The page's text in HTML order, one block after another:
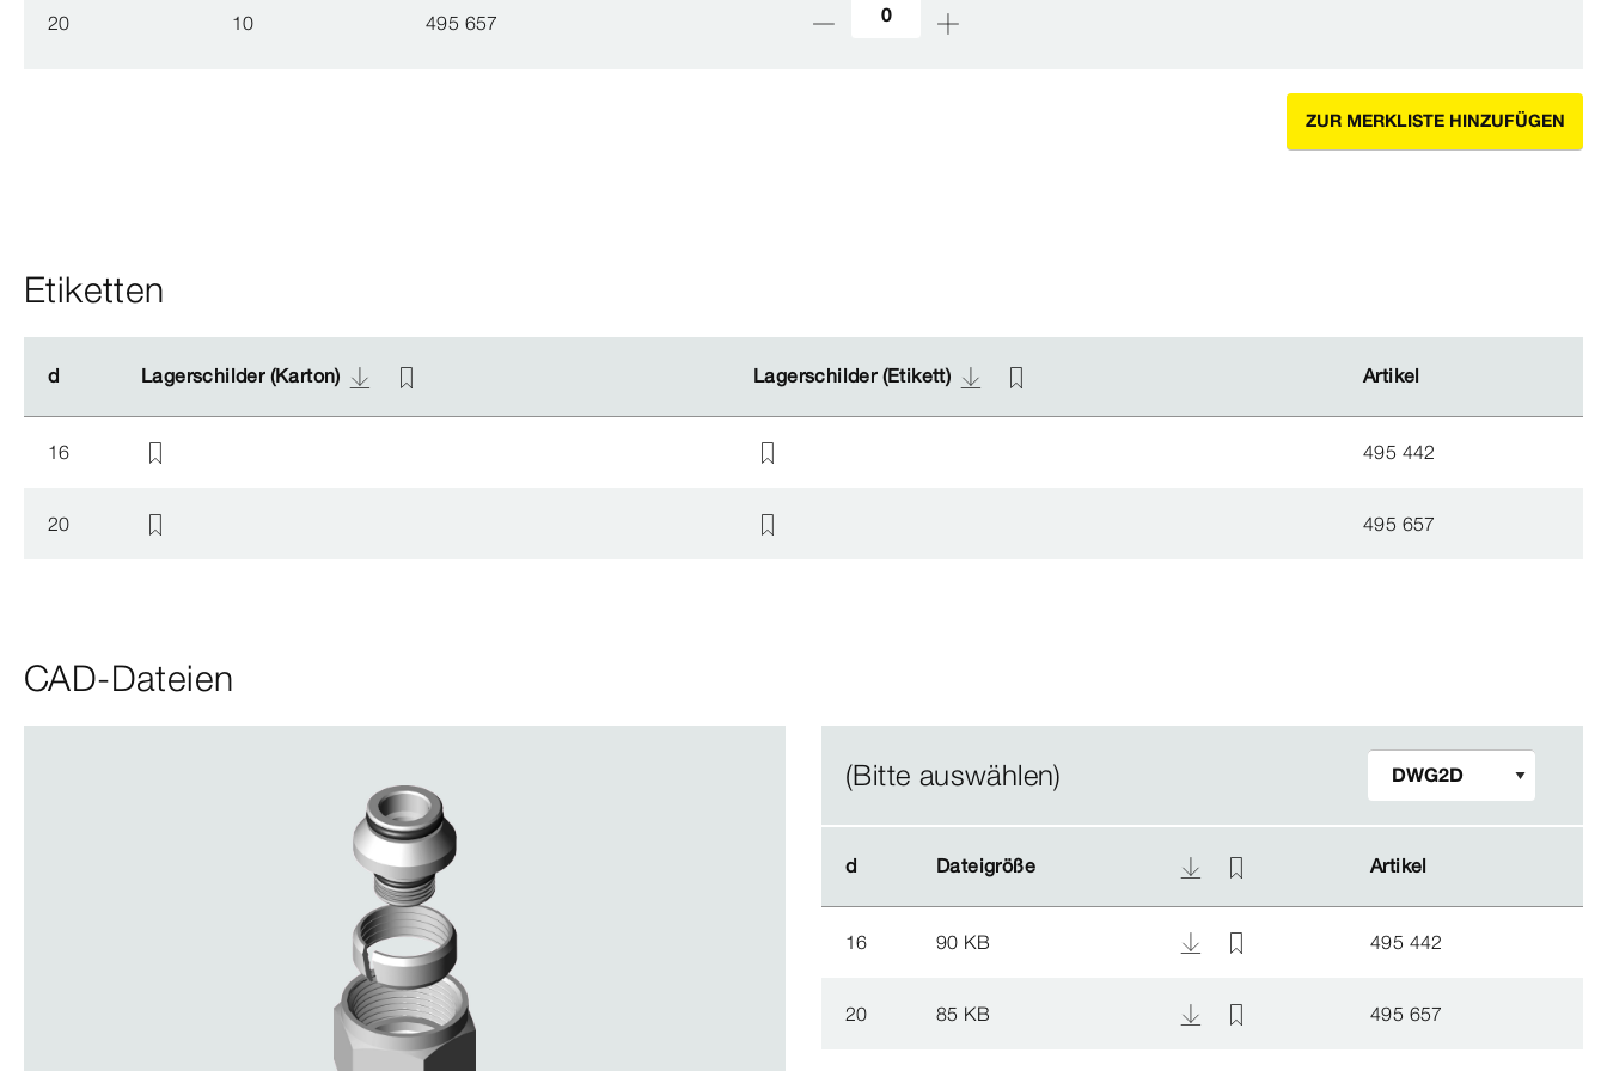
20 10 495 657
ZUR MERKLISTE HINZUFÜGEN
Etiketten
d Lagerschilder (Karton) Lagerschilder (Etikett) Artikel
d Lagerschilder (Karton) Lagerschilder (Etikett) Artikel
16 495 442
20 495 657
CAD-Dateien
(Bitte auswählen)
d Dateigröße Artikel
d Dateigröße Artikel
16 90 KB 495 442
20 85 KB 495 657